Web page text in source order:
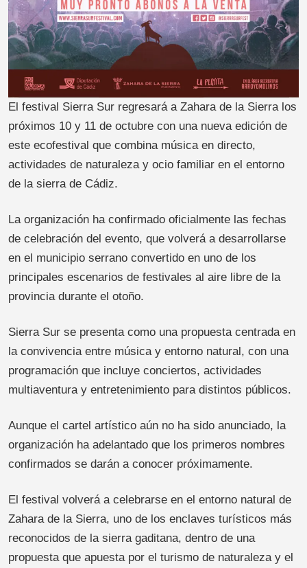
El festival Sierra Sur regresará a Zahara de la Sierra los
próximos 10 y 11 de octubre con una nueva edición de
este ecofestival que combina música en directo,
actividades de naturaleza y ocio familiar en el entorno
de la sierra de Cádiz.
La organización ha confirmado oficialmente las fechas
de celebración del evento, que volverá a desarrollarse
en el municipio serrano convertido en uno de los
principales escenarios de festivales al aire libre de la
provincia durante el otoño.
Sierra Sur se presenta como una propuesta centrada en
la convivencia entre música y entorno natural, con una
programación que incluye conciertos, actividades
multiaventura y entretenimiento para distintos públicos.
Aunque el cartel artístico aún no ha sido anunciado, la
organización ha adelantado que los primeros nombres
confirmados se darán a conocer próximamente.
El festival volverá a celebrarse en el entorno natural de
Zahara de la Sierra, uno de los enclaves turísticos más
reconocidos de la sierra gaditana, dentro de una
propuesta que apuesta por el turismo de naturaleza y el